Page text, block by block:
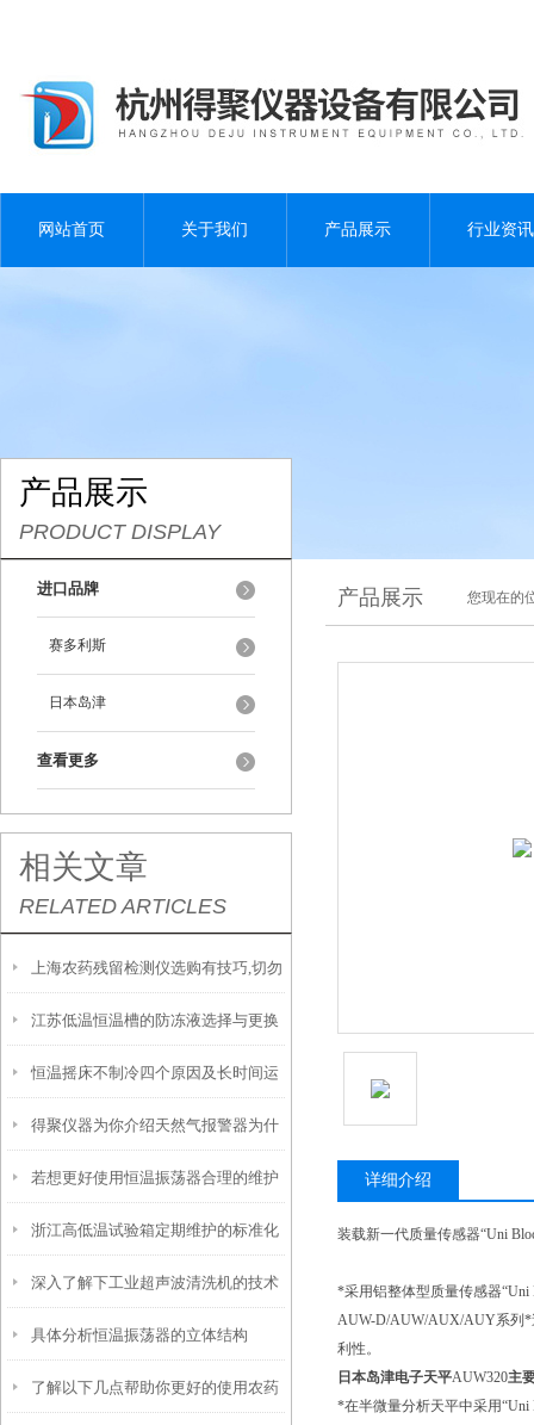
网站首页 关于我们 产品展示 行业资讯
产品展示
PRODUCT DISPLAY
进口品牌
赛多利斯
日本岛津
查看更多
相关文章
RELATED ARTICLES
上海农药残留检测仪选购有技巧,切勿
盲目
江苏低温恒温槽的防冻液选择与更换
周期建议
恒温摇床不制冷四个原因及长时间运
行注意点
得聚仪器为你介绍天然气报警器为什
么要设置两级报警？有何好处
若想更好使用恒温振荡器合理的维护
方法很重要
浙江高低温试验箱定期维护的标准化
流程解析
深入了解下工业超声波清洗机的技术
原理
具体分析恒温振荡器的立体结构
了解以下几点帮助你更好的使用农药
产品展示 您现在的
详细介绍
装载新一代质量传感器“Uni
*采用铝整体型质量传感器“Uni
AUW-D/AUW/AUX/AUY系列*
利性。
日本岛津电子天平AUW320主
*在半微量分析天平中采用“Uni